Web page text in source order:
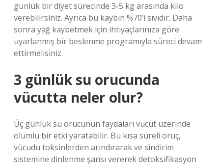
günlük bir diyet sürecinde 3-5 kg ​​arasında kilo
verebilirsiniz. Ayrıca bu kaybın %70’i sıvıdır. Daha
sonra yağ kaybetmek için ihtiyaçlarınıza göre
uyarlanmış bir beslenme programıyla süreci devam
ettirmelisiniz.
3 günlük su orucunda
vücutta neler olur?
Üç günlük su orucunun faydaları vücut üzerinde
olumlu bir etki yaratabilir. Bu kısa süreli oruç,
vücudu toksinlerden arındırarak ve sindirim
sistemine dinlenme şansı vererek detoksifikasyon